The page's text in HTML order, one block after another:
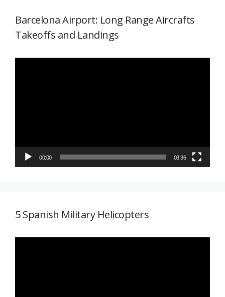
Barcelona Airport: Long Range Aircrafts
Takeoffs and Landings
00:00 03:36
5 Spanish Military Helicopters